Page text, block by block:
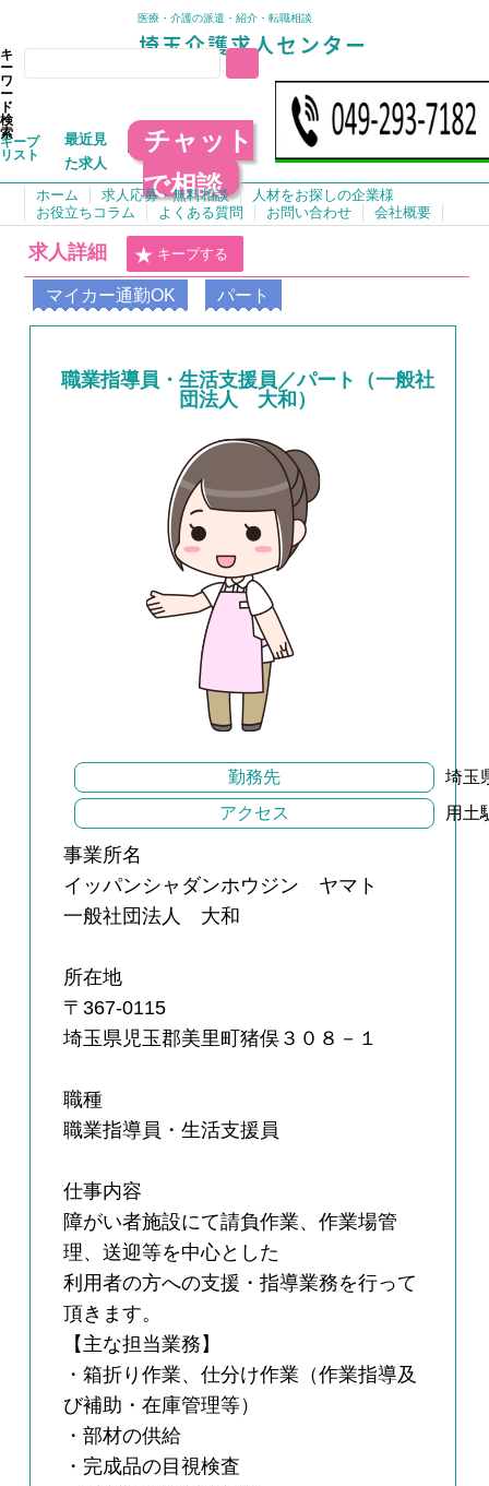
医療・介護の派遣・紹介・転職相談
キ
ー
ワ
ー
ド
検
索
キープ
リスト
最近見
た求人
チャット
で相談
ホーム 求人応募・無料相談
人材をお探しの企業様
お役立ちコラム
よくある質問 お問い合わせ 会社概要
求人詳細 キープする
マイカー通勤OK パート
職業指導員・生活支援員／パート（一般社
団法人 大和）
勤務先
埼玉
アクセス
用土
事業所名
イッパンシャダンホウジン ヤマト
一般社団法人 大和
所在地
〒367-0115
埼玉県児玉郡美里町猪俣３０８－１
職種
職業指導員・生活支援員
仕事内容
障がい者施設にて請負作業、作業場管
理、送迎等を中心とした
利用者の方への支援・指導業務を行って
頂きます。
【主な担当業務】
・箱折り作業、仕分け作業（作業指導及
び補助・在庫管理等）
・部材の供給
・完成品の目視検査